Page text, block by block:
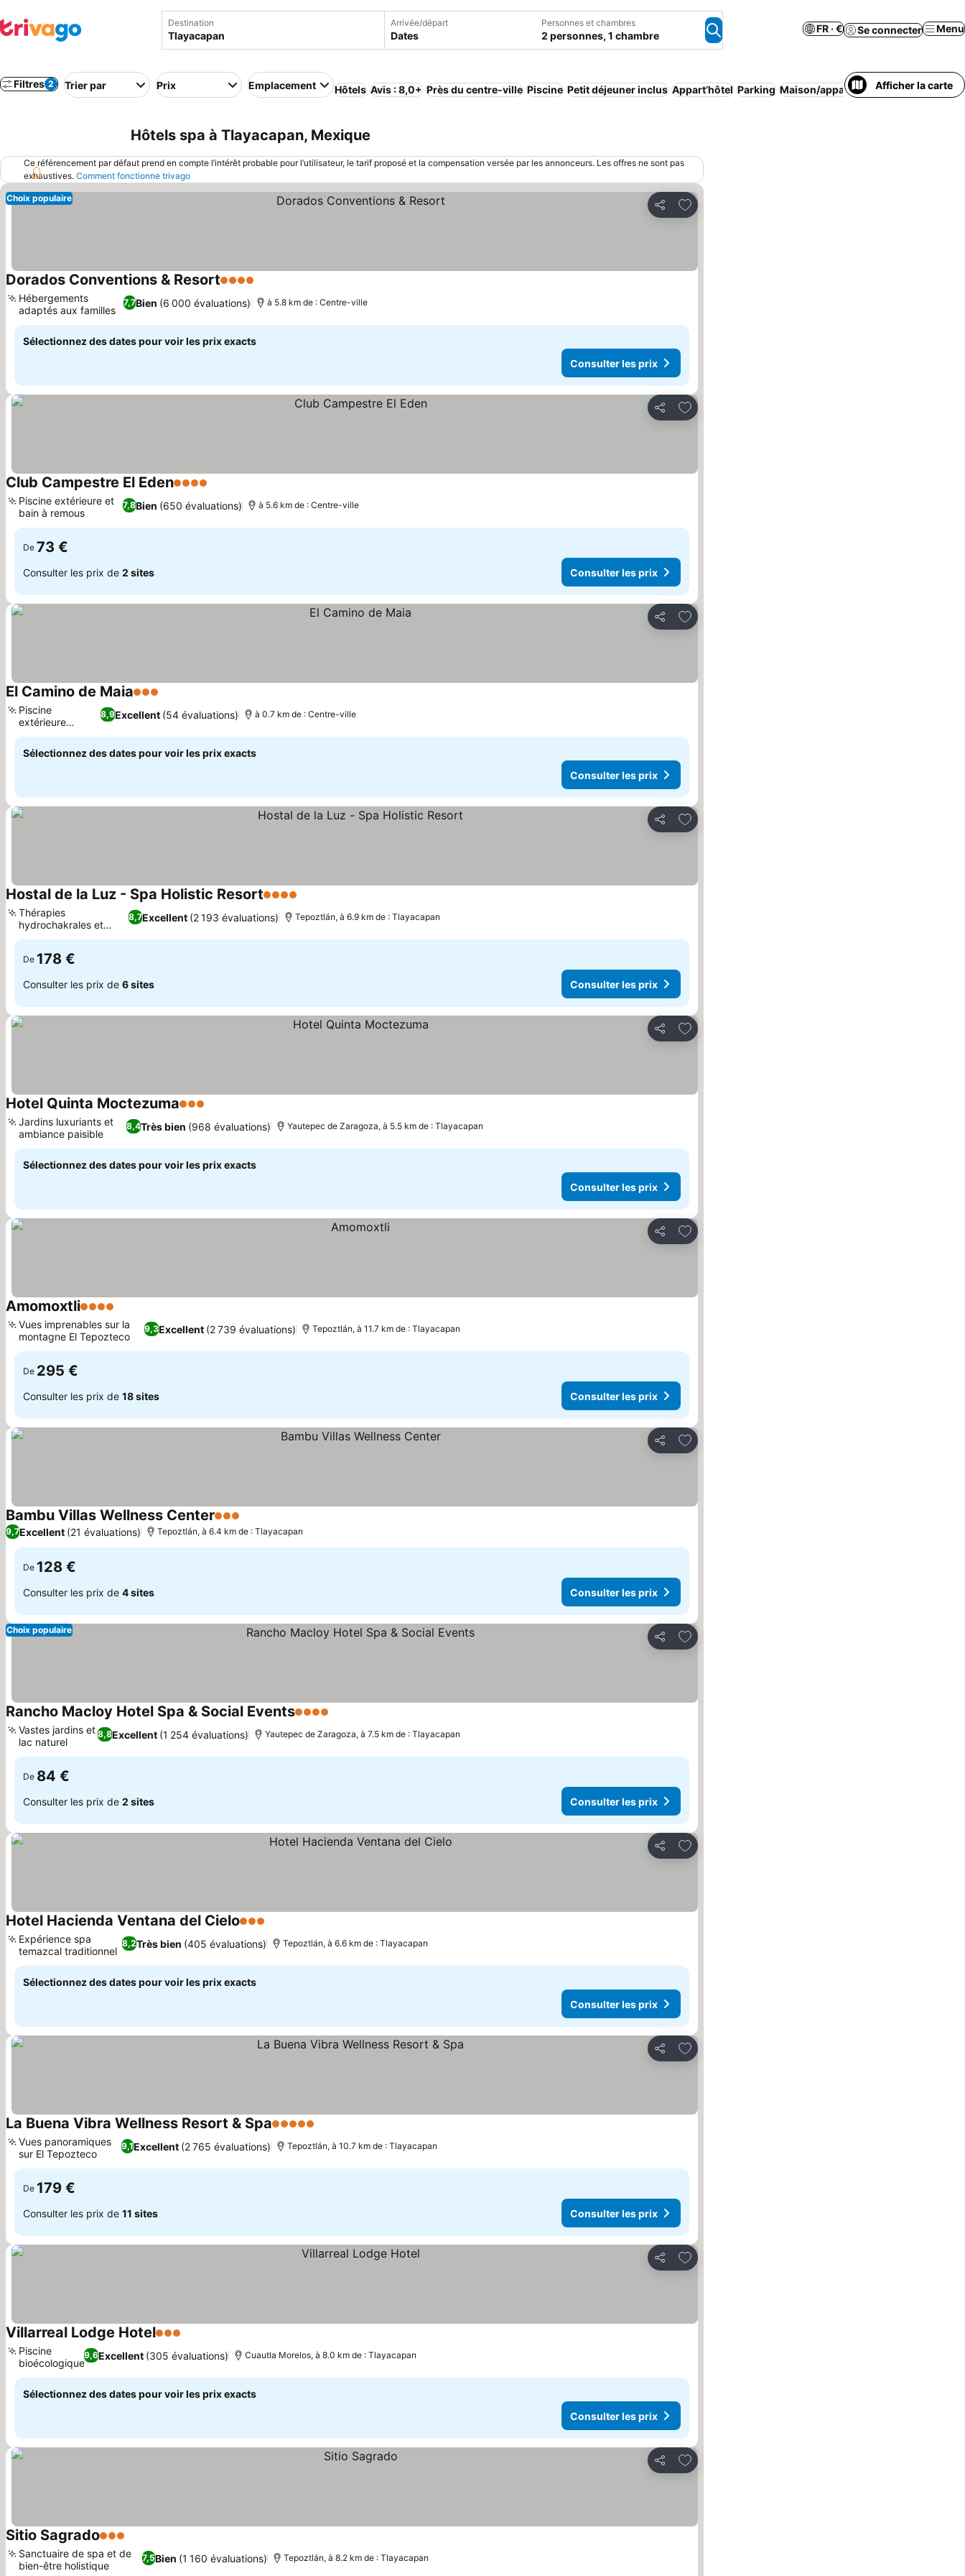
Destination Arrivée/départ
Dates
Personnes et chambres
2 personnes, 1 chambre
FR · € Se connecter Menu
Filtres 2 Trier par Prix Emplacement Hôtels Avis : 8,0+ Près du centre-ville Piscine Petit déjeuner inclus Appart’hôtel Parking Maison/appartement entier Auberge
Afficher la carte
Hôtels spa à Tlayacapan, Mexique
Ce référencement par défaut prend en compte l’intérêt probable pour l’utilisateur, le tarif proposé et la compensation versée par les annonceurs. Les offres ne sont pas
exhaustives. Comment fonctionne trivago
Partager
Ajouter à mes favoris
Choix populaire
Dorados Conventions & Resort4 Étoiles
7,7Bien (6 000 évaluations)
Hébergements
adaptés aux familles
à 5.8 km de : Centre-ville
Sélectionnez des dates pour voir les prix exacts
Consulter les prix
Partager
Ajouter à mes favoris
Club Campestre El Eden4 Étoiles
7,8Bien (650 évaluations)
Piscine extérieure et
bain à remous
à 5.6 km de : Centre-ville
De 73 €
Consulter les prix de 2 sites Consulter les prix
Partager
Ajouter à mes favoris
El Camino de Maia3 Étoiles
8,9Excellent (54 évaluations)
Piscine
extérieure
tranquille
à 0.7 km de : Centre-ville
Sélectionnez des dates pour voir les prix exacts
Consulter les prix
Partager
Ajouter à mes favoris
Hostal de la Luz - Spa Holistic Resort4 Étoiles
8,7Excellent (2 193 évaluations)
Thérapies
hydrochakrales et
aquatiques
Tepoztlán, à 6.9 km de : Tlayacapan
De 178 €
Consulter les prix de 6 sites Consulter les prix
Partager
Ajouter à mes favoris
Hotel Quinta Moctezuma3 Étoiles
8,4Très bien (968 évaluations)
Jardins luxuriants et
ambiance paisible
Yautepec de Zaragoza, à 5.5 km de : Tlayacapan
Sélectionnez des dates pour voir les prix exacts
Consulter les prix
Partager
Ajouter à mes favoris
Amomoxtli4 Étoiles
9,3Excellent (2 739 évaluations)
Vues imprenables sur la
montagne El Tepozteco
Tepoztlán, à 11.7 km de : Tlayacapan
De 295 €
Consulter les prix de 18 sites Consulter les prix
Partager
Ajouter à mes favoris
Bambu Villas Wellness Center3 Étoiles
9,7Excellent (21 évaluations) Tepoztlán, à 6.4 km de : Tlayacapan
De 128 €
Consulter les prix de 4 sites Consulter les prix
Partager
Ajouter à mes favoris
Choix populaire
Rancho Macloy Hotel Spa & Social Events4 Étoiles
8,8Excellent (1 254 évaluations)
Vastes jardins et
lac naturel
Yautepec de Zaragoza, à 7.5 km de : Tlayacapan
De 84 €
Consulter les prix de 2 sites Consulter les prix
Partager
Ajouter à mes favoris
Hotel Hacienda Ventana del Cielo3 Étoiles
8,2Très bien (405 évaluations)
Expérience spa
temazcal traditionnel
Tepoztlán, à 6.6 km de : Tlayacapan
Sélectionnez des dates pour voir les prix exacts
Consulter les prix
Partager
Ajouter à mes favoris
La Buena Vibra Wellness Resort & Spa5 Étoiles
9,1Excellent (2 765 évaluations)
Vues panoramiques
sur El Tepozteco
Tepoztlán, à 10.7 km de : Tlayacapan
De 179 €
Consulter les prix de 11 sites Consulter les prix
Partager
Ajouter à mes favoris
Villarreal Lodge Hotel3 Étoiles
9,6Excellent (305 évaluations)
Piscine
bioécologique
Cuautla Morelos, à 8.0 km de : Tlayacapan
Sélectionnez des dates pour voir les prix exacts
Consulter les prix
Partager
Ajouter à mes favoris
Sitio Sagrado3 Étoiles
7,5Bien (1 160 évaluations)
Sanctuaire de spa et de
bien-être holistique
Tepoztlán, à 8.2 km de : Tlayacapan